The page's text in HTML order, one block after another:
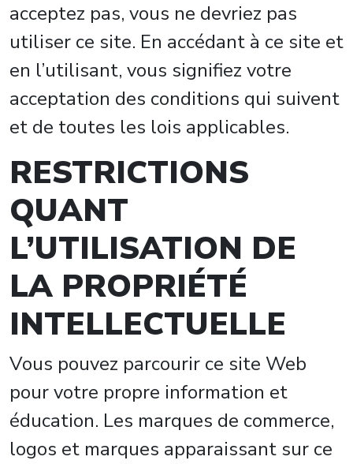
acceptez pas, vous ne devriez pas
utiliser ce site. En accédant à ce site et
en l’utilisant, vous signifiez votre
acceptation des conditions qui suivent
et de toutes les lois applicables.
RESTRICTIONS
QUANT
L’UTILISATION DE
LA PROPRIÉTÉ
INTELLECTUELLE
Vous pouvez parcourir ce site Web
pour votre propre information et
éducation. Les marques de commerce,
logos et marques apparaissant sur ce